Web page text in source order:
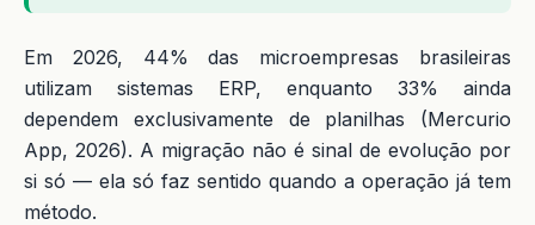
Em 2026, 44% das microempresas brasileiras
utilizam sistemas ERP, enquanto 33% ainda
dependem exclusivamente de planilhas (Mercurio
App, 2026). A migração não é sinal de evolução por
si só — ela só faz sentido quando a operação já tem
método.